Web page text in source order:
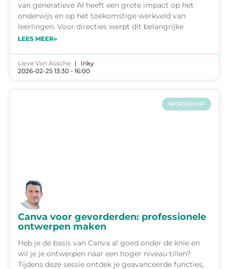
van generatieve AI heeft een grote impact op het
onderwijs en op het toekomstige werkveld van
leerlingen. Voor directies werpt dit belangrijke
LEES MEER»
Lieve Van Assche
Inky
2026-02-25 13:30 - 16:00
WORKSHOP
Canva voor gevorderden: professionele
ontwerpen maken
Heb je de basis van Canva al goed onder de knie en
wil je je ontwerpen naar een hoger niveau tillen?
Tijdens deze sessie ontdek je geavanceerde functies,